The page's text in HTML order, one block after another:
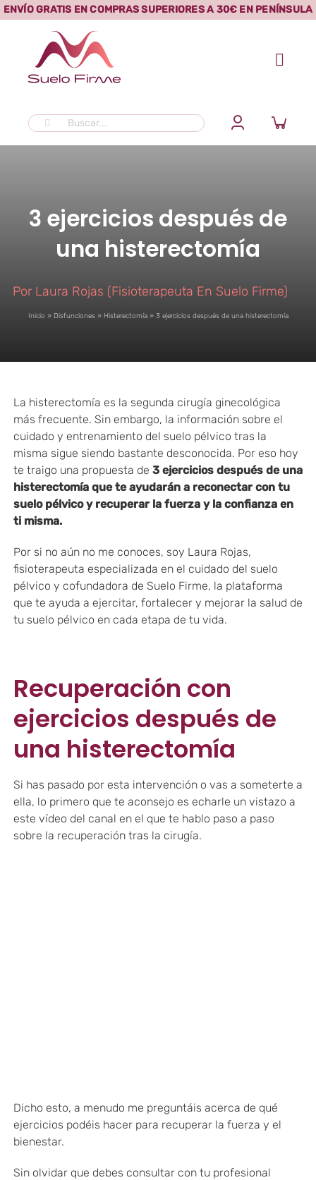
Saltar
al
contenido
ENVÍO GRATIS EN COMPRAS SUPERIORES A 30€ EN PENÍNSULA
Buscar:
3 ejercicios después de
una histerectomía
Por Laura Rojas (Fisioterapeuta En Suelo Firme)
Inicio » Disfunciones» Histerectomía» 3 ejercicios después de una histerectomía
La histerectomía es la segunda cirugía ginecológica
más frecuente. Sin embargo, la información sobre el
cuidado y entrenamiento del suelo pélvico tras la
misma sigue siendo bastante desconocida. Por eso hoy
te traigo una propuesta de 3 ejercicios después de una
histerectomía que te ayudarán a reconectar con tu
suelo pélvico y recuperar la fuerza y la confianza en
ti misma.
Por si no aún no me conoces, soy Laura Rojas,
fisioterapeuta especializada en el cuidado del suelo
pélvico y cofundadora de Suelo Firme, la plataforma
que te ayuda a ejercitar, fortalecer y mejorar la salud de
tu suelo pélvico en cada etapa de tu vida.
Recuperación con
ejercicios después de
una histerectomía
Si has pasado por esta intervención o vas a someterte a
ella, lo primero que te aconsejo es echarle un vistazo a
este vídeo del canal en el que te hablo paso a paso
sobre la recuperación tras la cirugía.
Dicho esto, a menudo me preguntáis acerca de qué
ejercicios podéis hacer para recuperar la fuerza y el
bienestar.
Sin olvidar que debes consultar con tu profesional